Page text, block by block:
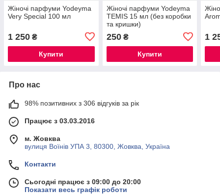
Жіночі парфуми Yodeyma
Very Special 100 мл
1 250 ₴
Купити
Жіночі парфуми Yodeyma
TEMIS 15 мл (без коробки
та кришки)
250₴
Купити
1
Про нас
98% позитивних з 306 відгуків за рік
Працює з 03.03.2016
м. Жовква
вулиця Воїнів УПА 3, 80300, Жовква, Україна
Контакти
Сьогодні працює з 09:00 до 20:00
Показати весь графік роботи